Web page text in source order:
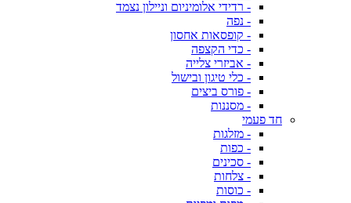
- רדידי אלומיניום וניילון נצמד
- נפה
- קופסאות אחסון
- כדי הקצפה
- אביזרי צלייה
- כלי טיגון ובישול
- פורס ביצים
- מסננות
חד פעמי
- מזלגות
- כפות
- סכינים
- צלחות
- כוסות